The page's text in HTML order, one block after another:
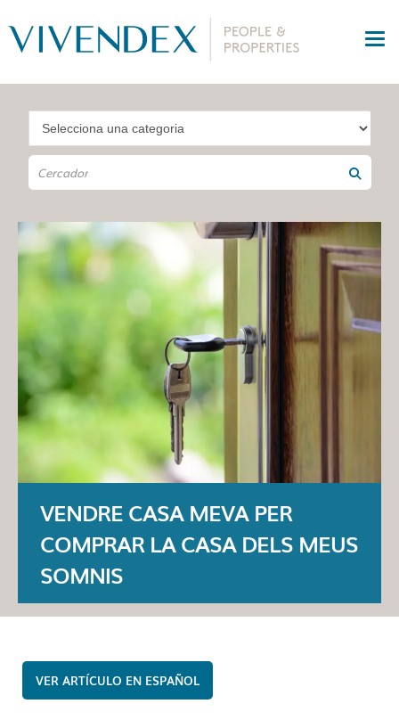
VENDRE CASA MEVA PER
COMPRAR LA CASA DELS MEUS
SOMNIS
ESPAÑOL